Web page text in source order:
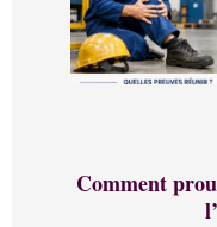
Comment